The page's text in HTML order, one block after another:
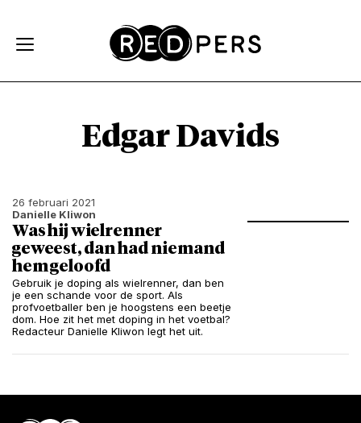
Edgar Davids
26 februari 2021
Danielle Kliwon
Was hij wielrenner
geweest, dan had niemand
hem geloofd
Gebruik je doping als wielrenner, dan ben
je een schande voor de sport. Als
profvoetballer ben je hoogstens een beetje
dom. Hoe zit het met doping in het voetbal?
Redacteur Danielle Kliwon legt het uit.